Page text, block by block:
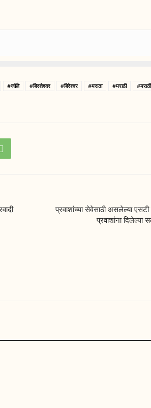
#जॉले #बिरशेश्वर #बिरेश्वर #मराठा #मराठी
प्रवाशांच्या सेवेसाठी असलेल्या
प्रवाशांना